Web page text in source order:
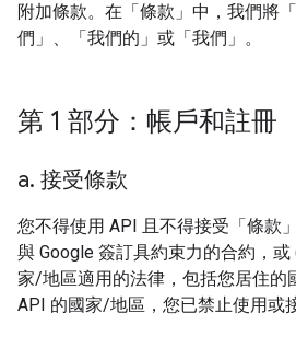
附加條款。在「條款」中，我們將
們」、「我們的」或「我們」。
第 1 部分：帳戶和註冊
a. 接受條款
您不得使用 API 且不得接受「條款
與 Google 簽訂具約束力的合約，
家/地區適用的法律，包括您居住的
API 的國家/地區，您已禁止使用或